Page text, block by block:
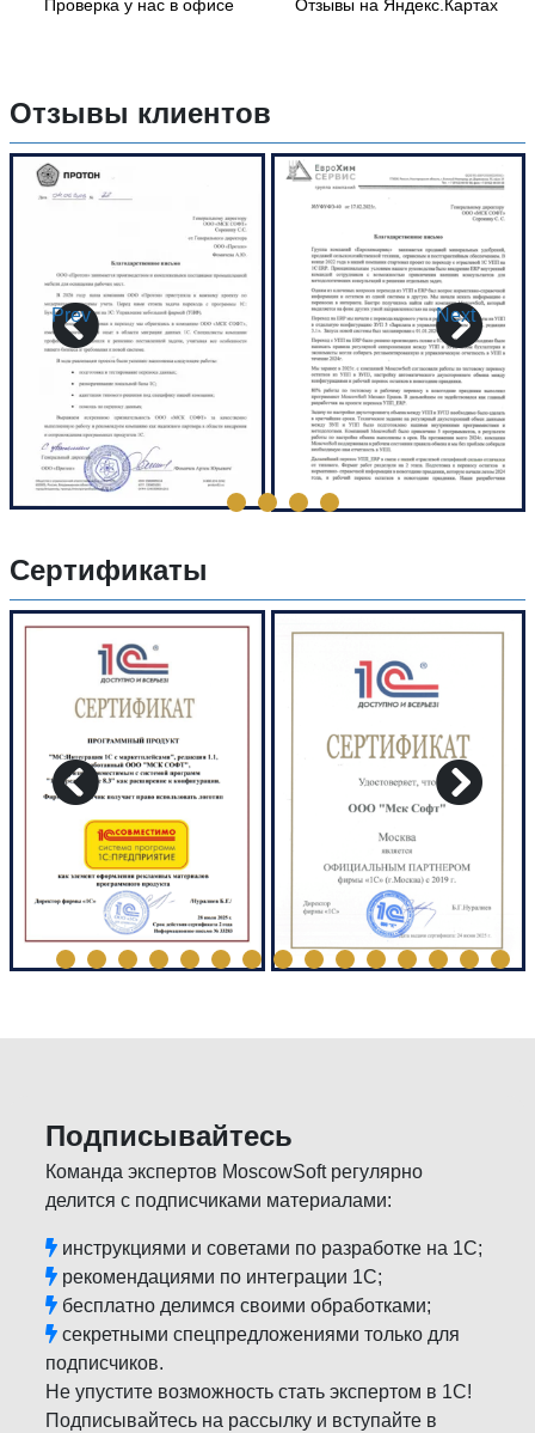
Проверка у нас в офисе Отзывы на Яндекс.Картах
Отзывы клиентов
Prev Next
Сертификаты
Подписывайтесь
Команда экспертов MoscowSoft регулярно
делится с подписчиками материалами:
инструкциями и советами по разработке на 1С;
рекомендациями по интеграции 1С;
бесплатно делимся своими обработками;
секретными спецпредложениями только для
подписчиков.
Не упустите возможность стать экспертом в 1С!
Подписывайтесь на рассылку и вступайте в